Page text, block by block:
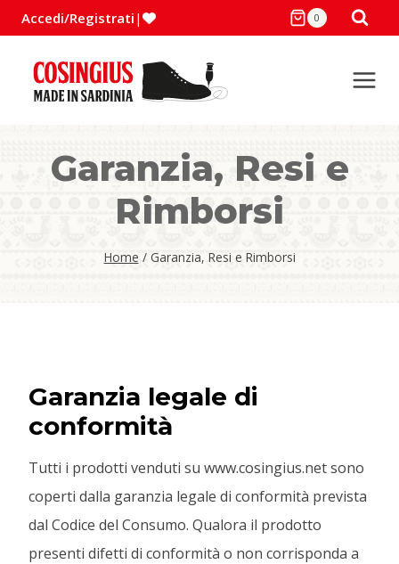
Salta
al
contenuto
Accedi/Registrati | 0
Garanzia, Resi e
Rimborsi
Home / Garanzia, Resi e Rimborsi
Garanzia legale di
conformità
Tutti i prodotti venduti su www.cosingius.net sono
coperti dalla garanzia legale di conformità prevista
dal Codice del Consumo. Qualora il prodotto
presenti difetti di conformità o non corrisponda a